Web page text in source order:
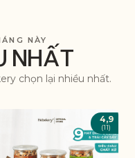
NÀY
NHẤT
chọn lại nhiều nhất.
4,9
(11)